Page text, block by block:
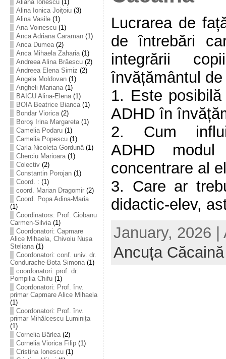
Aliana Ionescu(1)
Alina Ionica Joițoiu(3)
Alina Vasile(1)
Ana Voinescu(1)
Anca Adriana Caraman(1)
Anca Dumea(2)
Anca Mihaela Zaharia(1)
Andreea Alina Brăescu(2)
Andreea Elena Simiz (2)
Angela Moldovan(1)
Angheli Mariana(1)
BAICU Alina-Elena(1)
BOIA Beatrice Bianca(1)
Bondar Viorica(2)
Boroş Irina Margareta(1)
Camelia Podaru(1)
Camelia Popescu(1)
Carla Nicoleta Gordună(1)
Cherciu Marioara(1)
Colectiv(2)
Constantin Porojan(1)
Coord. : (1)
coord. Marian Dragomir(2)
Coord. Popa Adina-Maria
(1)
Coordinators: Prof. Ciobanu
Carmen-Silvia(1)
Coordonatori: Capmare
Alice Mihaela, Chivoiu Nușa
Steliana(1)
Coordonatori: conf. univ. dr.
Condurache-Bota Simona(1)
coordonatori: prof. dr.
Pompilia Chifu(1)
Coordonatori: Prof. înv.
primar Capmare Alice Mihaela
(1)
Coordonatori: Prof. înv.
primar Mihălcescu Luminița
(1)
Cornelia Bârlea(2)
Cornelia Viorica Filip(1)
Cristina Ionescu(1)
Lucrarea de
de întrebări
integrării
învățământul
1. Este
ADHD în
2. Cum
ADHD
concentrare al
3. Care ar
didactic-elev,
January, 2026
Ancuța Căcaină